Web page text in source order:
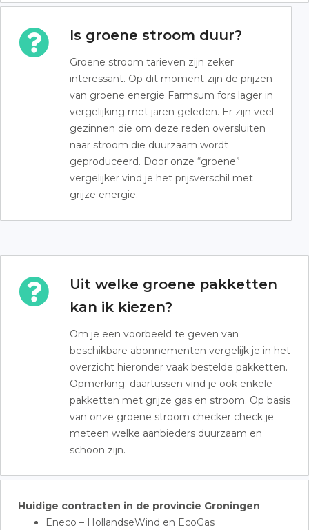
Is groene stroom duur?
Groene stroom tarieven zijn zeker
interessant. Op dit moment zijn de prijzen
van groene energie Farmsum fors lager in
vergelijking met jaren geleden. Er zijn veel
gezinnen die om deze reden oversluiten
naar stroom die duurzaam wordt
geproduceerd. Door onze “groene”
vergelijker vind je het prijsverschil met
grijze energie.
Uit welke groene pakketten
kan ik kiezen?
Om je een voorbeeld te geven van
beschikbare abonnementen vergelijk je in het
overzicht hieronder vaak bestelde pakketten.
Opmerking: daartussen vind je ook enkele
pakketten met grijze gas en stroom. Op basis
van onze groene stroom checker check je
meteen welke aanbieders duurzaam en
schoon zijn.
Huidige contracten in de provincie Groningen
Eneco – HollandseWind en EcoGas